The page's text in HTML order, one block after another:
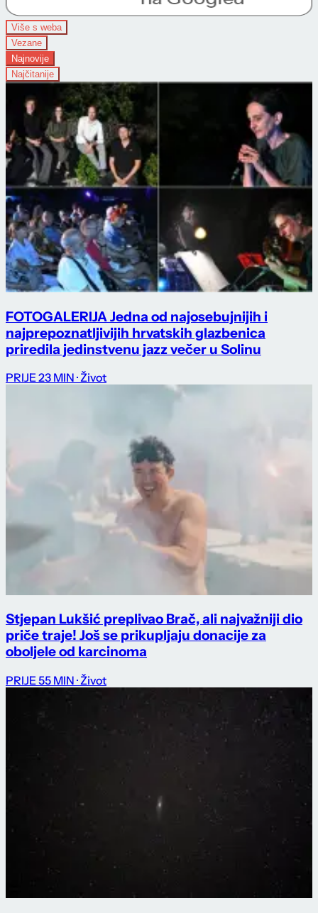
Više s weba
Vezane
Najnovije
Najčitanije
FOTOGALERIJA Jedna od najosebujnijih i
najprepoznatljivijih hrvatskih glazbenica
priredila jedinstvenu jazz večer u Solinu
PRIJE 23 MIN · Život
Stjepan Lukšić preplivao Brač, ali najvažniji dio
priče traje! Još se prikupljaju donacije za
oboljele od karcinoma
PRIJE 55 MIN · Život